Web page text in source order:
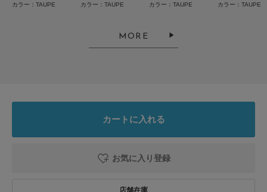
カラー：TAUPE
カラー：TAUPE
カラー：TAUPE
カラー：TAUPE
MORE
カートに入れる
お気に入り登録